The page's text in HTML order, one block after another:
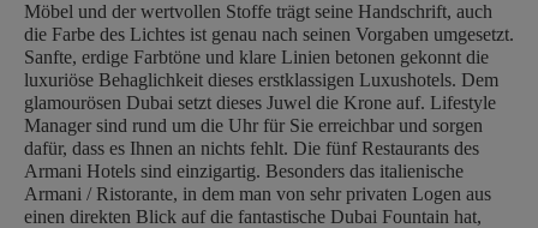
Möbel und der wertvollen Stoffe trägt seine Handschrift, auch
die Farbe des Lichtes ist genau nach seinen Vorgaben umgesetzt.
Sanfte, erdige Farbtöne und klare Linien betonen gekonnt die
luxuriöse Behaglichkeit dieses erstklassigen Luxushotels. Dem
glamourösen Dubai setzt dieses Juwel die Krone auf. Lifestyle
Manager sind rund um die Uhr für Sie erreichbar und sorgen
dafür, dass es Ihnen an nichts fehlt. Die fünf Restaurants des
Armani Hotels sind einzigartig. Besonders das italienische
Armani / Ristorante, in dem man von sehr privaten Logen aus
einen direkten Blick auf die fantastische Dubai Fountain hat,